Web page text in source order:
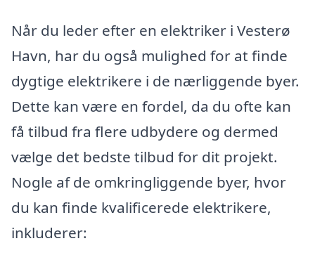
Når du leder efter en elektriker i Vesterø
Havn, har du også mulighed for at finde
dygtige elektrikere i de nærliggende byer.
Dette kan være en fordel, da du ofte kan
få tilbud fra flere udbydere og dermed
vælge det bedste tilbud for dit projekt.
Nogle af de omkringliggende byer, hvor
du kan finde kvalificerede elektrikere,
inkluderer: